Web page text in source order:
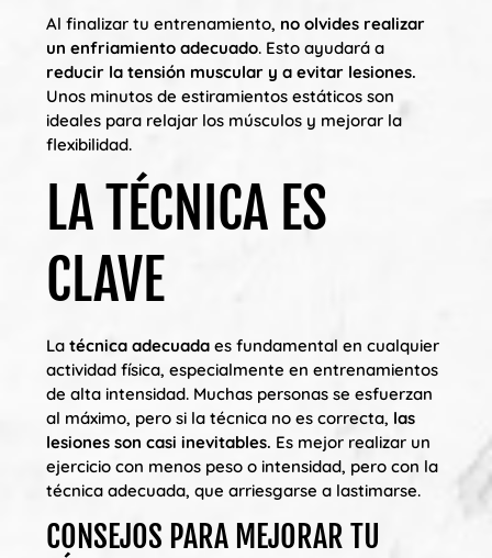
Al finalizar tu entrenamiento, no olvides realizar
un enfriamiento adecuado. Esto ayudará a
reducir la tensión muscular y a evitar lesiones.
Unos minutos de estiramientos estáticos son
ideales para relajar los músculos y mejorar la
flexibilidad.
LA TÉCNICA ES
CLAVE
La técnica adecuada es fundamental en cualquier
actividad física, especialmente en entrenamientos
de alta intensidad. Muchas personas se esfuerzan
al máximo, pero si la técnica no es correcta, las
lesiones son casi inevitables. Es mejor realizar un
ejercicio con menos peso o intensidad, pero con la
técnica adecuada, que arriesgarse a lastimarse.
CONSEJOS PARA MEJORAR TU